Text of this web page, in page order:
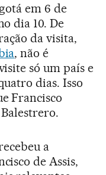
em 6 de
dia 10. De
da visita,
, não é
só um país e
dias. Isso
Francisco
a
de Assis,